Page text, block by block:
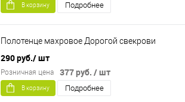
В корзину Подробнее
Полотенце махровое Дорогой свекрови
290 руб./ шт
377 руб. / шт
Розничная цена
В корзину Подробнее